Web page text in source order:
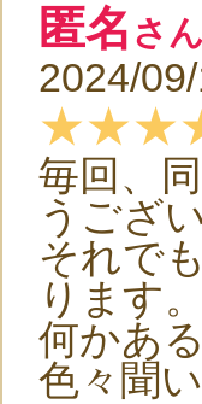
匿名 さ
2024/
毎回、
うござ
それで
ります。
何かあ
色々聞